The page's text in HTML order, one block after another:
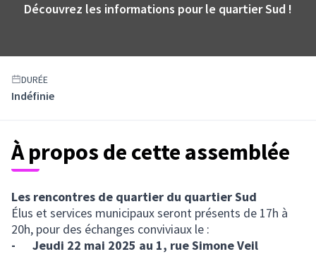
Découvrez les informations pour le quartier Sud !
DURÉE
Indéfinie
À propos de cette assemblée
Les rencontres de quartier du quartier Sud
Élus et services municipaux seront présents de 17h à
20h, pour des échanges conviviaux le :
- Jeudi 22 mai 2025 au 1, rue Simone Veil